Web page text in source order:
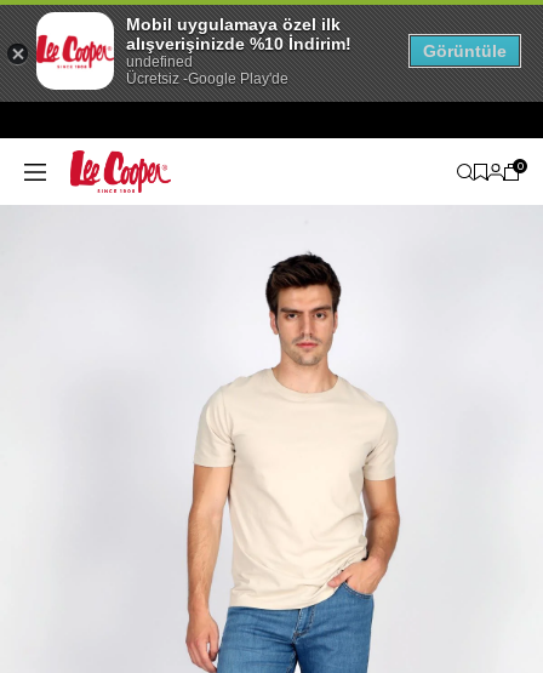
0
Mobil uygulamaya özel ilk
alışverişinizde %10 İndirim!
undefined
Ücretsiz -Google Play'de
Görüntüle